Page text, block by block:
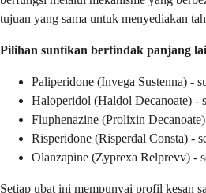
tujuan yang sama untuk menyediakan
Pilihan suntikan bertindak panjang
Paliperidone (Invega Sustenna) -
Haloperidol (Haldol Decanoate) -
Fluphenazine (Prolixin
Risperidone (Risperdal Consta) -
Olanzapine (Zyprexa Relprevv) -
Setiap ubat ini mempunyai profil kesan